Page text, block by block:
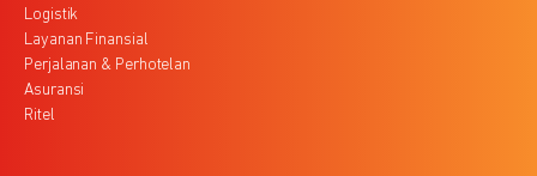
Logistik
Layanan Finansial
Perjalanan & Perhotelan
Asuransi
Ritel